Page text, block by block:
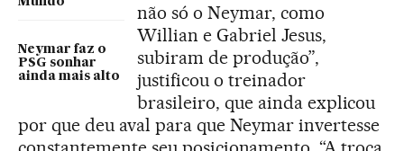
Neymar faz o
PSG sonhar
ainda mais alto
não só o Neymar, como
Willian e Gabriel Jesus,
subiram de produção”,
justificou o treinador
brasileiro, que ainda explicou
por que deu aval para que Neymar invertesse